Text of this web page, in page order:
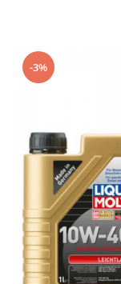
5W40
5W50
10W50
10W60
0W12
AdBlue
Aditivi Auto
-3%